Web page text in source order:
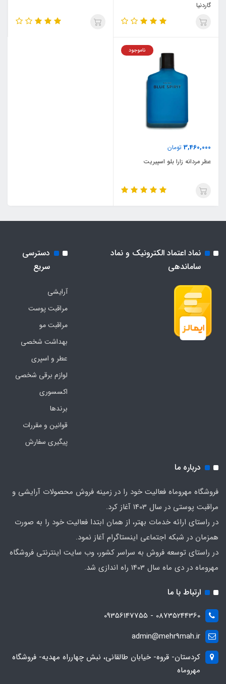
گاردنیا
3,460,000 تومان
ناموجود
عطر مردانه زارا بلو اسپیریت
نماد اعتماد الکترونیک و نماد
ساماندهی
دسترسی
سریع
آرایشی
مراقبت پوست
مراقبت مو
بهداشت شخصی
عطر و اسپری
لوازم برقی شخصی
اکسسوری
برندها
قوانین و مقررات
پیگیری سفارش
درباره ما
فروشگاه مهروماه فعالیت خود را در زمینه فروش محصولات آرایشی و
مراقبت پوستی در سال 1403 آغاز کرد.
در راستای ارائه خدمات بهتر، از همان ابتدا فعالیت خود را به صورت
همزمان در شبکه اجتماعی اینستاگرام آغاز نمود.
در راستای توسعه فروش به سراسر کشور، وب سایت اینترنتی فروشگاه
مهروماه در دی ماه سال 1403 راه اندازی شد.
ارتباط با ما
08735244360 - 09356147755
admin@mehr9mah.ir
کردستان- قروه- خیابان طالقانی، نبش چهارراه مهدیه- فروشگاه
مهروماه